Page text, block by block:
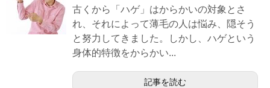
古くから「ハゲ」はからかいの対象とさ
れ、それによって薄毛の人は悩み、隠そう
と努力してきました。しかし、ハゲという
身体的特徴をからかい...
記事を読む